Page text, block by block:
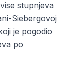
stupnjeva
Siebergovoj
je pogodio
po